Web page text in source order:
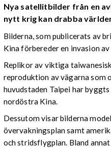
Nya satellitbilder från en
nytt krig kan drabba
Bilderna, som publicerats av
Kina förbereder en invasion av
Replikor av viktiga
reproduktion av vägarna som
huvudstaden Taipei har
nordöstra Kina.
Dessutom visar bilderna
övervakningsplan samt
och stridsflygplan. Bland